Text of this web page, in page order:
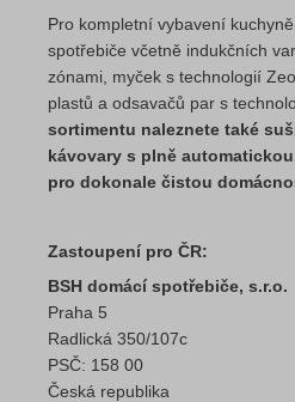
Pro kompletní vybavení
spotřebiče včetně indukčních
zónami, myček s technologií
plastů a odsavačů par s
sortimentu naleznete také
kávovary s plně
pro dokonale čistou
Zastoupení pro ČR:
BSH domácí spotřebiče, s.r.o.
Praha 5
Radlická 350/107c
PSČ: 158 00
Česká republika